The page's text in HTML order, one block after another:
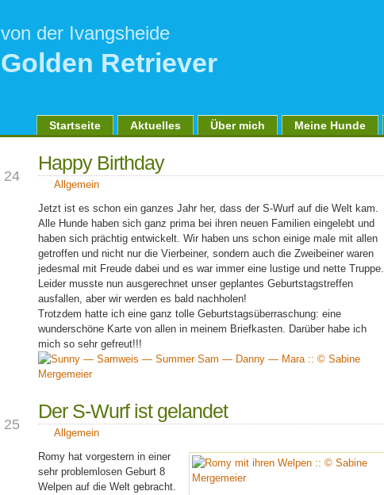
von der Ivangsheide
Golden Retriever
Startseite Aktuelles Über mich Meine Hunde
24
Happy Birthday
Allgemein
Jetzt ist es schon ein ganzes Jahr her, dass der S-Wurf auf die Welt kam.
Alle Hunde haben sich ganz prima bei ihren neuen Familien eingelebt und
haben sich prächtig entwickelt. Wir haben uns schon einige male mit allen
getroffen und nicht nur die Vierbeiner, sondern auch die Zwei­beiner waren
jedesmal mit Freude dabei und es war immer eine lustige und nette Truppe.
Leider musste nun ausgerechnet unser geplantes Geburtstagstreffen
ausfallen, aber wir werden es bald nachholen!
Trotzdem hatte ich eine ganz tolle Geburtstagsüberraschung: eine
wunderschöne Karte von allen in meinem Briefkasten. Darüber habe ich
mich so sehr gefreut!!!
25
Der S-Wurf ist gelandet
Allgemein
Romy hat vorgestern in einer
sehr problemlosen Geburt 8
Welpen auf die Welt gebracht.